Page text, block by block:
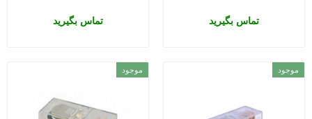
تماس بگیرید تماس بگیرید
موجود موجود